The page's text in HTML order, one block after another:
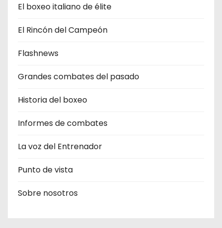
El boxeo italiano de élite
El Rincón del Campeón
Flashnews
Grandes combates del pasado
Historia del boxeo
Informes de combates
La voz del Entrenador
Punto de vista
Sobre nosotros